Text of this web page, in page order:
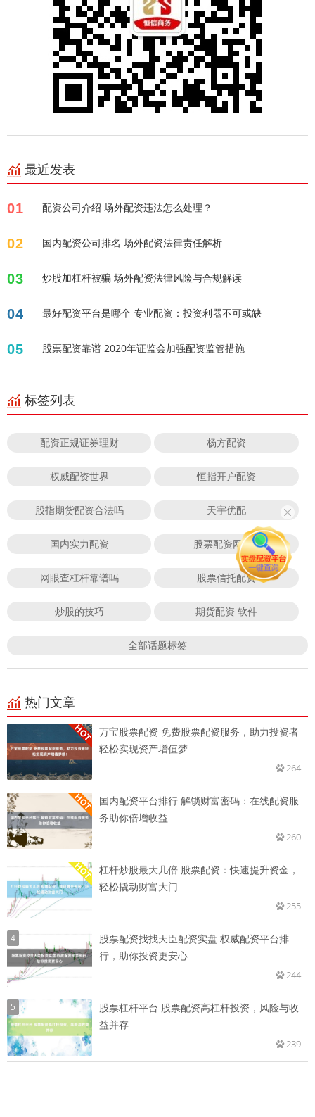
最近发表
01 配资公司介绍 场外配资违法怎么处理？
02 国内配资公司排名 场外配资法律责任解析
03 炒股加杠杆被骗 场外配资法律风险与合规解读
04 最好配资平台是哪个 专业配资：投资利器不可或缺
05 股票配资靠谱 2020年证监会加强配资监管措施
标签列表
配资正规证券理财 杨方配资
权威配资世界 恒指开户配资
股指期货配资合法吗 天宇优配
国内实力配资 股票配资网173
网眼查杠杆靠谱吗 股票信托配资
炒股的技巧 期货配资 软件
全部话题标签
热门文章
万宝股票配资 免费股票配资服务，助力投资者
轻松实现资产增值梦
264
国内配资平台排行 解锁财富密码：在线配资服
务助你倍增收益
260
杠杆炒股最大几倍 股票配资：快速提升资金，
轻松撬动财富大门
255
4
股票配资找找天臣配资实盘 权威配资平台排
行，助你投资更安心
244
5
股票杠杆平台 股票配资高杠杆投资，风险与收
益并存
239